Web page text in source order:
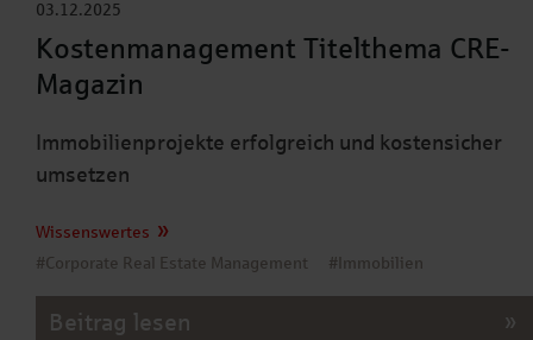
03.12.2025
Kostenmanagement Titelthema CRE-
Magazin
Immobilienprojekte erfolgreich und kostensicher
umsetzen
Wissenswertes
#Corporate Real Estate Management
#Immobilien
Beitrag lesen